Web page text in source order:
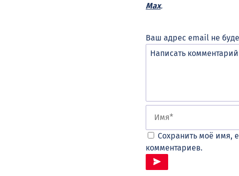
Max.
Ваш адрес email не
Сохранить моё имя,
комментариев.